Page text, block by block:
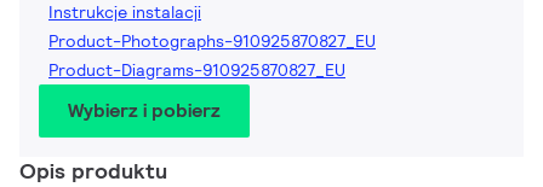
Instrukcje instalacji
Product-Photographs-910925870827_EU
Product-Diagrams-910925870827_EU
Wybierz i pobierz
Opis produktu